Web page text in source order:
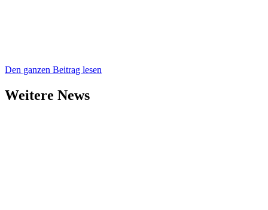
Den ganzen Beitrag lesen
Weitere News